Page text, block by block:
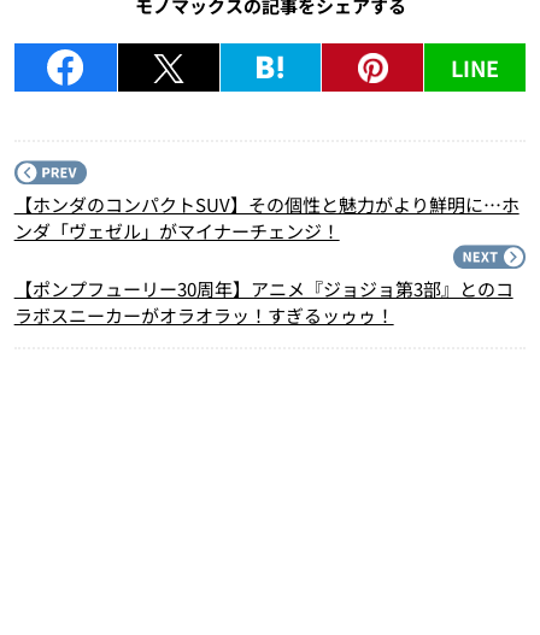
モノマックスの記事をシェアする
LINE
【ホンダのコンパクトSUV】その個性と魅力がより鮮明に…ホ
ンダ「ヴェゼル」がマイナーチェンジ！
【ポンプフューリー30周年】アニメ『ジョジョ第3部』とのコ
ラボスニーカーがオラオラッ！すぎるッゥゥ！